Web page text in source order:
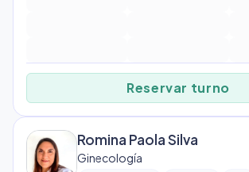
Reservar turno
Romina Paola Silva
Ginecología